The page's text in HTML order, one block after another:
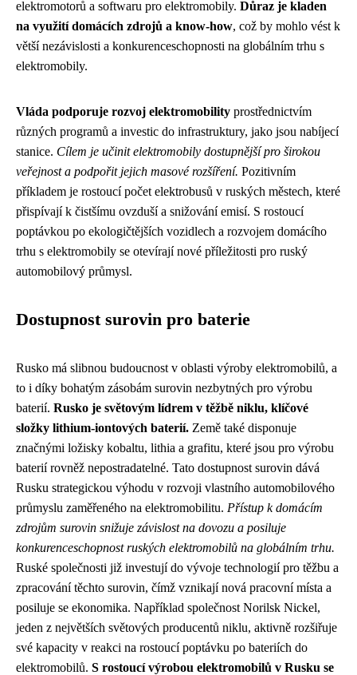
elektromotorů a softwaru pro elektromobily. Důraz je kladen
na využití domácích zdrojů a know-how, což by mohlo vést k
větší nezávislosti a konkurenceschopnosti na globálním trhu s
elektromobily.
Vláda podporuje rozvoj elektromobility prostřednictvím
různých programů a investic do infrastruktury, jako jsou nabíjecí
stanice. Cílem je učinit elektromobily dostupnější pro širokou
veřejnost a podpořit jejich masové rozšíření. Pozitivním
příkladem je rostoucí počet elektrobusů v ruských městech, které
přispívají k čistšímu ovzduší a snižování emisí. S rostoucí
poptávkou po ekologičtějších vozidlech a rozvojem domácího
trhu s elektromobily se otevírají nové příležitosti pro ruský
automobilový průmysl.
Dostupnost surovin pro baterie
Rusko má slibnou budoucnost v oblasti výroby elektromobilů, a
to i díky bohatým zásobám surovin nezbytných pro výrobu
baterií. Rusko je světovým lídrem v těžbě niklu, klíčové
složky lithium-iontových baterií. Země také disponuje
značnými ložisky kobaltu, lithia a grafitu, které jsou pro výrobu
baterií rovněž nepostradatelné. Tato dostupnost surovin dává
Rusku strategickou výhodu v rozvoji vlastního automobilového
průmyslu zaměřeného na elektromobilitu. Přístup k domácím
zdrojům surovin snižuje závislost na dovozu a posiluje
konkurenceschopnost ruských elektromobilů na globálním trhu.
Ruské společnosti již investují do vývoje technologií pro těžbu a
zpracování těchto surovin, čímž vznikají nová pracovní místa a
posiluje se ekonomika. Například společnost Norilsk Nickel,
jeden z největších světových producentů niklu, aktivně rozšiřuje
své kapacity v reakci na rostoucí poptávku po bateriích do
elektromobilů. S rostoucí výrobou elektromobilů v Rusku se